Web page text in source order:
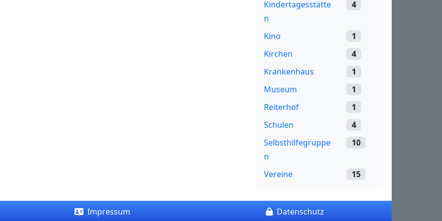
Kindertagesstätte
n
4
Kino
1
Kirchen
4
Krankenhaus
1
Museum
1
Reiterhof
1
Schulen
4
Selbsthilfegruppe
n
10
Vereine 15
Impressum Datenschutz